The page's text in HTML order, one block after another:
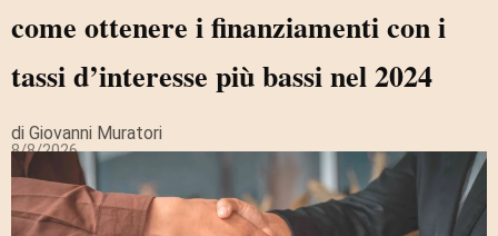
come ottenere i finanziamenti con i
tassi d’interesse più bassi nel 2024
di Giovanni Muratori
8/8/2026